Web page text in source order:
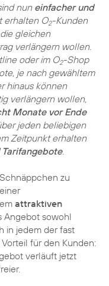
nun einfacher und
erhalten O2-Kunden
gleichen
verlängern wollen.
oder im O2-Shop
je nach gewähltem
hinaus können
verlängern wollen,
Monate vor Ende
jeden beliebigen
Zeitpunkt erhalten
.
zu
attraktiven
Angebot sowohl
in jedem der fast
für den Kunden:
verläuft jetzt